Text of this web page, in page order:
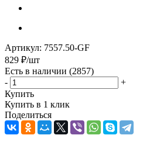
Артикул: 7557.50-GF
829 ₽/шт
Есть в наличии (2857)
-
+
Купить
Купить в 1 клик
Поделиться